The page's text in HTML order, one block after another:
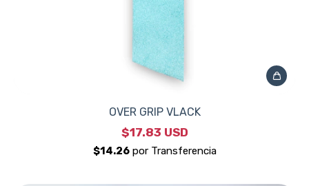
OVER GRIP VLACK
$17.83 USD